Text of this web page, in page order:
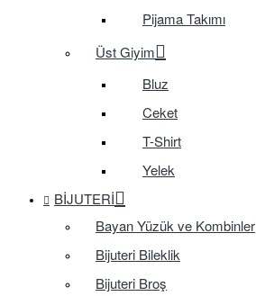
Pijama Takımı
Üst Giyim
Bluz
Ceket
T-Shirt
Yelek
BIJUTERI
Bayan Yüzük ve Kombinler
Bijuteri Bileklik
Bijuteri Broş